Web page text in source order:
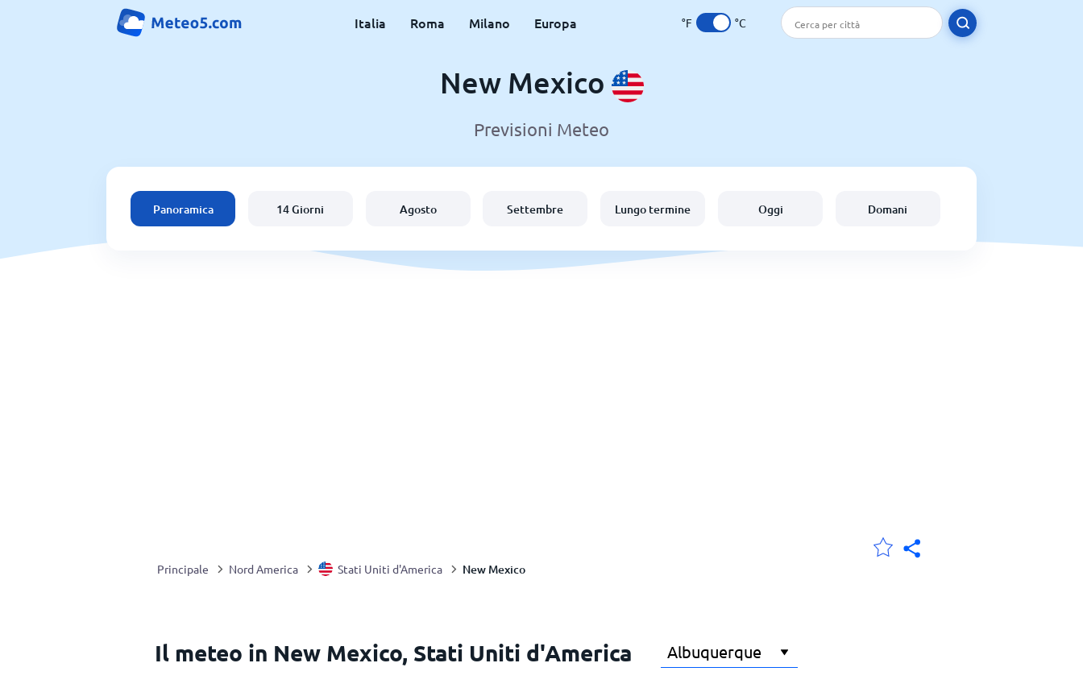
Italia Roma Milano Europa °F °C
New Mexico
Previsioni Meteo
Panoramica 14 Giorni Agosto Settembre Lungo termine Oggi Domani
Principale Nord America Stati Uniti d'America New Mexico
Il meteo in New Mexico, Stati Uniti d'America